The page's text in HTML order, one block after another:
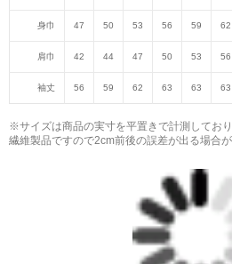
身巾 47 50 53 56 59 62
肩巾 42 44 47 50 53 56
袖丈 56 59 62 63 63 63
※サイズは商品の実寸を平置きで計測しており
繊維製品ですので2cm前後の誤差が出る場合が